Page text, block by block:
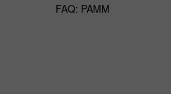
FAQ: PAMM